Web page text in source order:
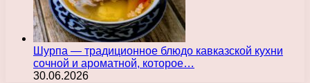
Шурпа — традиционное блюдо кавказской кухни
сочной и ароматной, которое…
30.06.2026